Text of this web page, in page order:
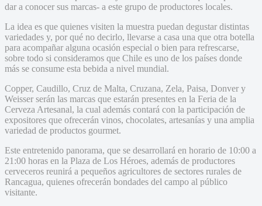
dar a conocer sus marcas- a este grupo de productores locales.
La idea es que quienes visiten la muestra puedan degustar distintas
variedades y, por qué no decirlo, llevarse a casa una que otra botella
para acompañar alguna ocasión especial o bien para refrescarse,
sobre todo si consideramos que Chile es uno de los países donde
más se consume esta bebida a nivel mundial.
Copper, Caudillo, Cruz de Malta, Cruzana, Zela, Paisa, Donver y
Weisser serán las marcas que estarán presentes en la Feria de la
Cerveza Artesanal, la cual además contará con la participación de
expositores que ofrecerán vinos, chocolates, artesanías y una amplia
variedad de productos gourmet.
Este entretenido panorama, que se desarrollará en horario de 10:00 a
21:00 horas en la Plaza de Los Héroes, además de productores
cerveceros reunirá a pequeños agricultores de sectores rurales de
Rancagua, quienes ofrecerán bondades del campo al público
visitante.